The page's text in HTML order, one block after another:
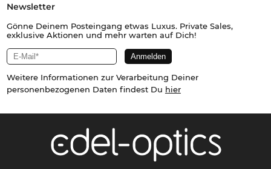
Newsletter
Gönne Deinem Posteingang etwas Luxus. Private Sales,
exklusive Aktionen und mehr warten auf Dich!
Weitere Informationen zur Verarbeitung Deiner
personenbezogenen Daten findest Du hier